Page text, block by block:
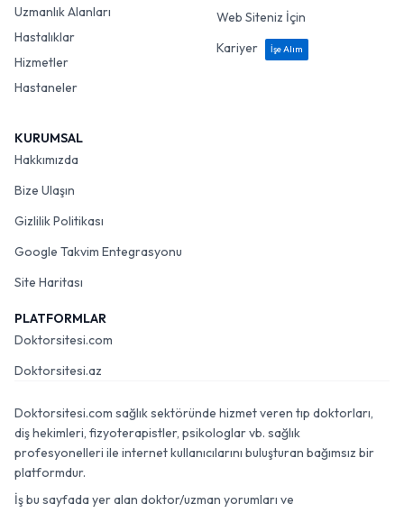
Uzmanlık Alanları
Hastalıklar
Hizmetler
Hastaneler
Web Siteniz İçin
Kariyer
İşe Alım
KURUMSAL
Hakkımızda
Bize Ulaşın
Gizlilik Politikası
Google Takvim Entegrasyonu
Site Haritası
PLATFORMLAR
Doktorsitesi.com
Doktorsitesi.az
Doktorsitesi.com sağlık sektöründe hizmet veren tıp doktorları,
diş hekimleri, fizyoterapistler, psikologlar vb. sağlık
profesyonelleri ile internet kullanıcılarını buluşturan bağımsız bir
platformdur.
İş bu sayfada yer alan doktor/uzman yorumları ve